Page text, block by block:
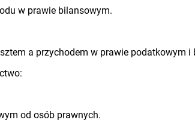
w prawie bilansowym.
a przychodem w prawie podatkowym i
od osób prawnych.